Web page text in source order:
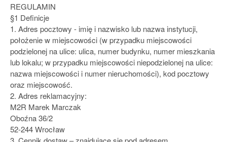
REGULAMIN
§1 Definicje
1. Adres pocztowy - imię i nazwisko lub nazwa instytucji,
położenie w miejscowości (w przypadku miejscowości
podzielonej na ulice: ulica, numer budynku, numer mieszkania
lub lokalu; w przypadku miejscowości niepodzielonej na ulice:
nazwa miejscowości i numer nieruchomości), kod pocztowy
oraz miejscowość.
2. Adres reklamacyjny:
M2R Marek Marczak
Oboźna 36/2
52-244 Wrocław